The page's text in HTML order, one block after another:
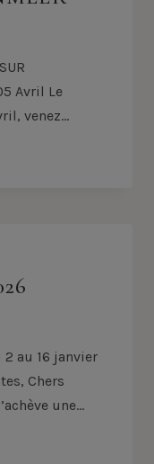
Avril Le
venez…
2 au 16 janvier
Chers
une…